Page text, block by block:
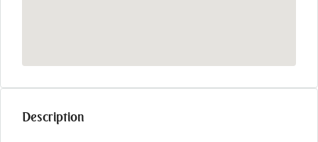
Description